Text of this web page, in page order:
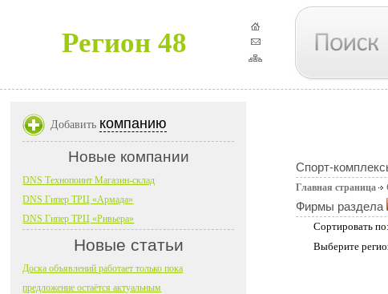
Регион 48
Спорт-
Главная страница
Фирмы раздела
Сортировать по:
Выберите
Добавить компанию
Новые компании
DNS Технопоинт Магазин-склад
DNS Гипер ТРЦ «Армада»
DNS Гипер ТРЦ «Ривьера»
Новые статьи
Доска объявлений работает только пока
предложение остаётся актуальным